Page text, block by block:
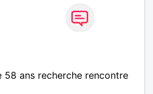
58 ans recherche rencontre